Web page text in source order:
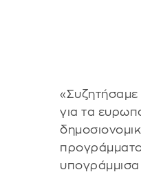
«Συζητήσαμε
για τα
υπογράμμισα